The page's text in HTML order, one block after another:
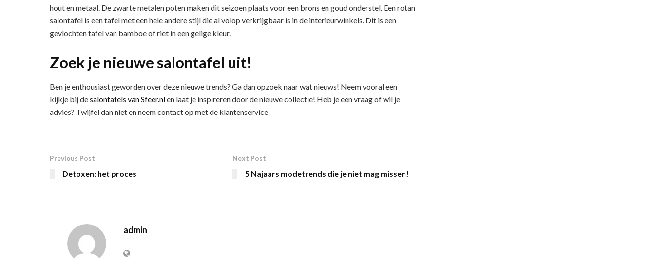
hout en metaal. De zwarte metalen poten maken dit seizoen plaats voor een brons en goud onderstel. Een rotan
salontafel is een tafel met een hele andere stijl die al volop verkrijgbaar is in de interieurwinkels. Dit is een
gevlochten tafel van bamboe of riet in een gelige kleur.
Zoek je nieuwe salontafel uit!
Ben je enthousiast geworden over deze nieuwe trends? Ga dan opzoek naar wat nieuws! Neem vooral een
kijkje bij desalontafels van Sfeer.nlen laat je inspireren door de nieuwe collectie! Heb je een vraag of wil je
advies? Twijfel dan niet en neem contact op met de klantenservice
Previous Post
Detoxen: het proces
Next Post
5 Najaars modetrends die je niet mag missen!
admin